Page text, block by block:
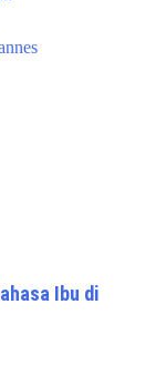
Ibu di